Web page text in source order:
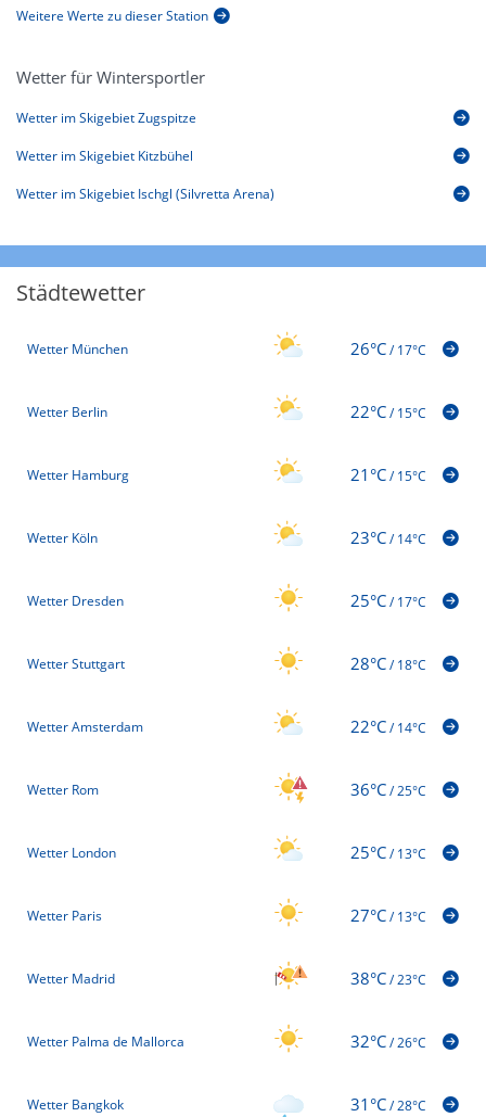
Weitere Werte zu dieser Station
Wetter für Wintersportler
Wetter im Skigebiet Zugspitze
Wetter im Skigebiet Kitzbühel
Wetter im Skigebiet Ischgl (Silvretta Arena)
Städtewetter
Wetter München 26°C/17°C
Wetter Berlin 22°C/15°C
Wetter Hamburg 21°C/15°C
Wetter Köln 23°C/14°C
Wetter Dresden 25°C/17°C
Wetter Stuttgart 28°C/18°C
Wetter Amsterdam 22°C/14°C
Wetter Rom 36°C/25°C
Wetter London 25°C/13°C
Wetter Paris 27°C/13°C
Wetter Madrid 38°C/23°C
Wetter Palma de Mallorca 32°C/26°C
Wetter Bangkok 31°C/28°C